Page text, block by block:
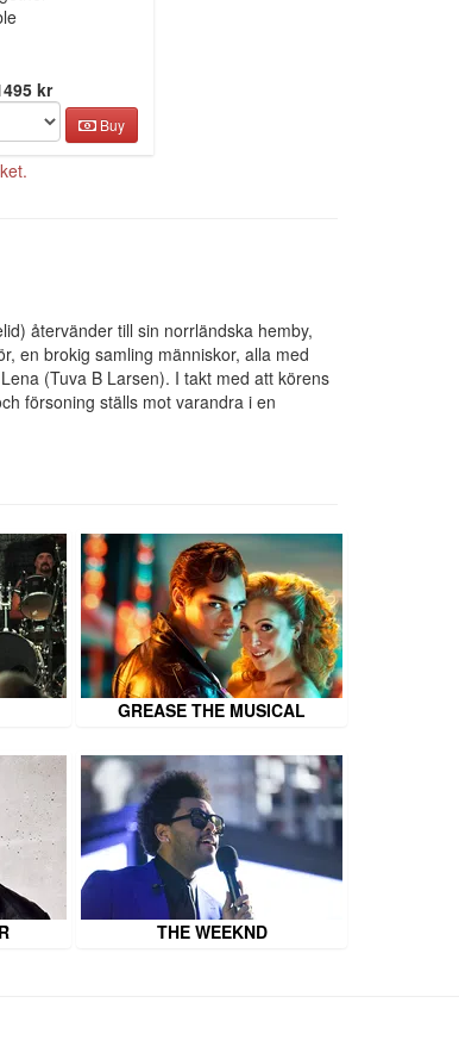
kr
Buy
återvänder till sin norrländska hemby,
en brokig samling människor, alla med
(Tuva B Larsen). I takt med att körens
försoning ställs mot varandra i en
GREASE THE MUSICAL
THE WEEKND